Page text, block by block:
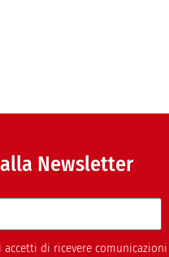
Newsletter
accetti di ricevere